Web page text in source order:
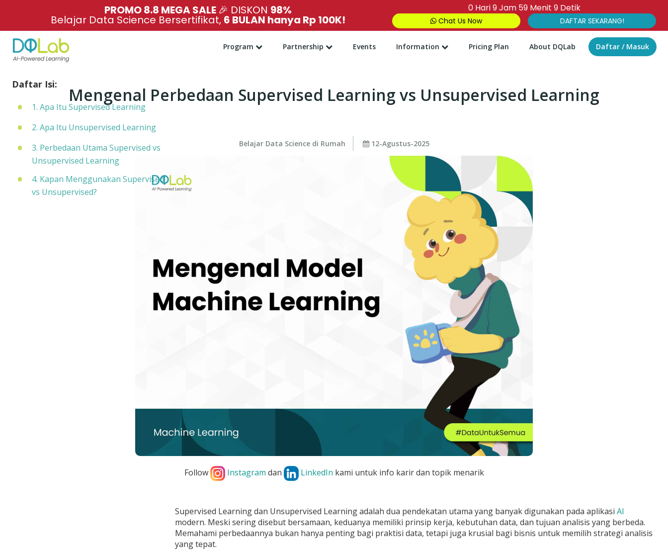
PROMO 8.8 MEGA SALE 🎉 DISKON 98%
Belajar Data Science Bersertifikat, 6 BULAN hanya Rp 100K!
0Hari9Jam 59Menit 8 Detik
Chat Us Now DAFTAR SEKARANG!
Program Partnership Events Information Pricing Plan About DQLab Daftar / Masuk
Mengenal Perbedaan Supervised Learning vs Unsupervised Learning
Belajar Data Science di Rumah 12-Agustus-2025
Follow Instagram dan LinkedIn kami untuk info karir dan topik menarik
Daftar Isi:
1. Apa Itu Supervised Learning
2. Apa Itu Unsupervised Learning
3. Perbedaan Utama Supervised vs
Unsupervised Learning
4. Kapan Menggunakan Supervised
vs Unsupervised?
Supervised Learning dan Unsupervised Learning adalah dua pendekatan utama yang banyak digunakan pada aplikasi AI
modern. Meski sering disebut bersamaan, keduanya memiliki prinsip kerja, kebutuhan data, dan tujuan analisis yang berbeda.
Memahami perbedaannya bukan hanya penting bagi praktisi data, tetapi juga krusial bagi bisnis untuk memilih strategi analisis
yang tepat.